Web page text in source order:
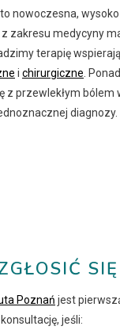
nowoczesna,
zakresu medycyny
terapię
i chirurgiczne .
przewlekłym bólem
diagnozy.
Poznań jest
jeśli: